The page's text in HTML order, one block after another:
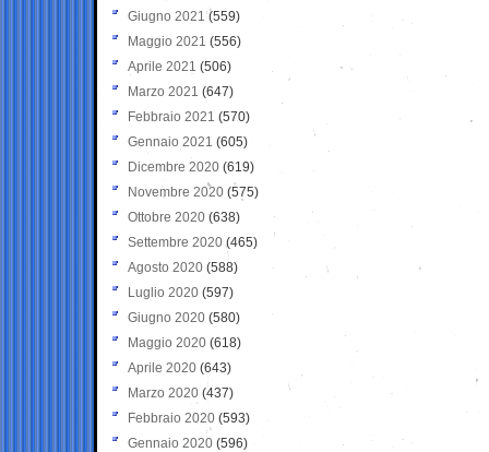
Giugno 2021(559)
Maggio 2021 (556)
Aprile 2021 (506)
Marzo 2021 (647)
Febbraio 2021 (570)
Gennaio 2021 (605)
Dicembre 2020 (619)
Novembre 2020 (575)
Ottobre 2020 (638)
Settembre 2020(465)
Agosto 2020 (588)
Luglio 2020 (597)
Giugno 2020 (580)
Maggio 2020 (618)
Aprile 2020 (643)
Marzo 2020 (437)
Febbraio 2020 (593)
Gennaio 2020 (596)